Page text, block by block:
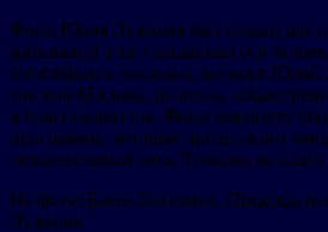
Фонд Юрия Лужкова был создан для
начинаний этого выдающегося
богатейшего наследия, которое
как мэр Москвы, политик,
и благотворитель. Фонд реализует
программы, которые продолжают
созидательный труд Лужкова во
На фото: Елена Батурина,
Лужкова